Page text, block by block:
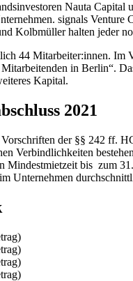
Nauta
signals
Kolbmüller halten jeder
44 Mitarbeiter:innen. Im
in Berlin“.
Kapital.
2021
der §§ 242 ff.
Verbindlichkeiten
Mindestmietzeit bis zum
Unternehmen